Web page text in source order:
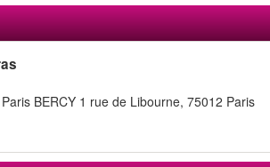
BERCY 1 rue de Libourne, 75012 Paris